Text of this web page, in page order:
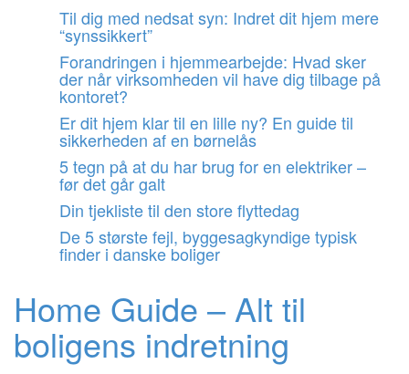
Til dig med nedsat syn: Indret dit hjem mere
“synssikkert”
Forandringen i hjemmearbejde: Hvad sker
der når virksomheden vil have dig tilbage på
kontoret?
Er dit hjem klar til en lille ny? En guide til
sikkerheden af en børnelås
5 tegn på at du har brug for en elektriker –
før det går galt
Din tjekliste til den store flyttedag
De 5 største fejl, byggesagkyndige typisk
finder i danske boliger
Home Guide – Alt til
boligens indretning